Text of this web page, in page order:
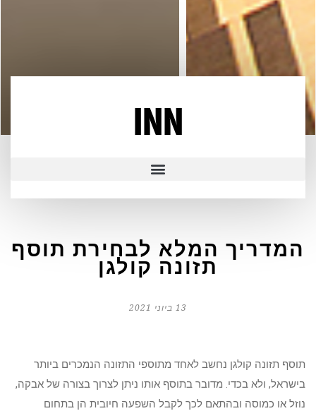
INN
המדריך המלא לבחירת תוסף
תזונה קולגן
13 ביוני 2021
תוסף תזונה קולגן נחשב לאחד מתוספי התזונה הנמכרים ביותר
בישראל, ולא בכדי. מדובר בתוסף אותו ניתן לצרוך בצורה של אבקה,
נוזל או כמוסה ובהתאם לכך לקבל השפעה חיובית הן בתחום